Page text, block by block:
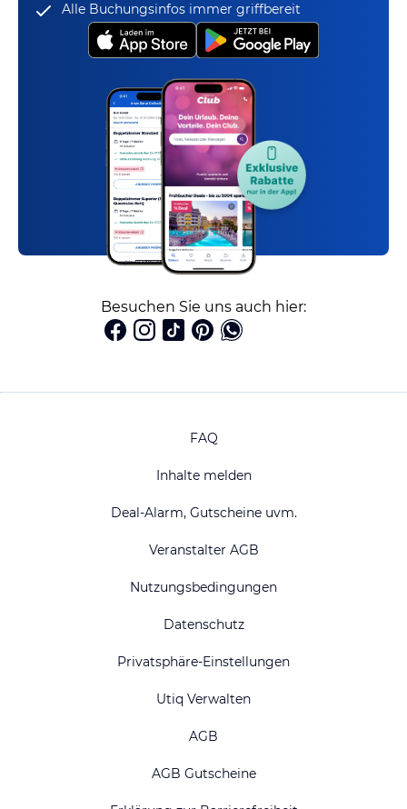
Alle Buchungsinfos immer griffbereit
Besuchen Sie uns auch hier:
FAQ
Inhalte melden
Deal-Alarm, Gutscheine uvm.
Veranstalter AGB
Nutzungsbedingungen
Datenschutz
Privatsphäre-Einstellungen
Utiq Verwalten
AGB
AGB Gutscheine